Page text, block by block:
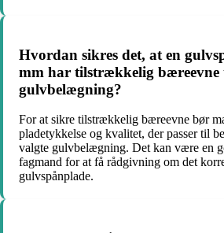
Hvordan sikres det, at en
mm har tilstrækkelig bæreevne
gulvbelægning?
For at sikre tilstrækkelig bæreevne bør
pladetykkelse og kvalitet, der passer til
valgte gulvbelægning. Det kan være en
fagmand for at få rådgivning om det
gulvspånplade.